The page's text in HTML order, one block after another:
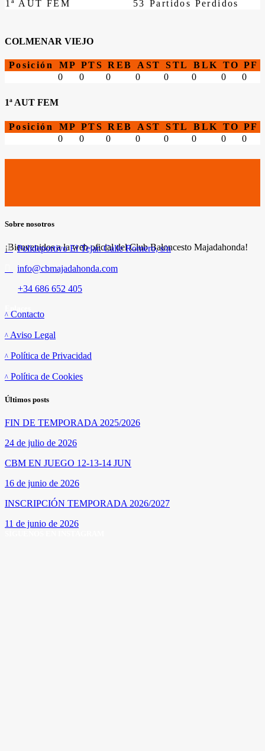
1ª AUT FEM
53 Partidos Perdidos
COLMENAR VIEJO
Posición MP PTS REB AST STL BLK TO PF
0
0 0 0 0 0 0 0
1ª AUT FEM
Posición MP PTS REB AST STL BLK TO PF
0
0 0 0 0 0 0 0
Sobre nosotros
¡Bienvenidos a la web oficial del Club Baloncesto Majadahonda!
Polideportivo El Tejar. Calle Romero, s/n
info@cbmajadahonda.com
+34 686 652 405
Contacto
Aviso Legal
Política de Privacidad
Política de Cookies
Últimos posts
FIN DE TEMPORADA 2025/2026
24 de julio de 2026
CBM EN JUEGO 12-13-14 JUN
16 de junio de 2026
INSCRIPCIÓN TEMPORADA 2026/2027
11 de junio de 2026